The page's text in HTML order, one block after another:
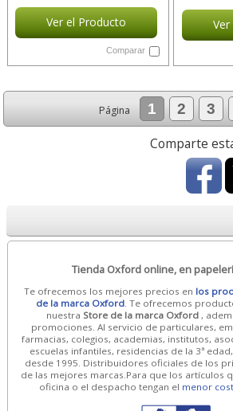
Ver el Producto
Comparar
Página 1 2 3
Comparte
Tienda Oxford online, en
Te ofrecemos los mejores precios en los
de la marca Oxford. Te ofrecemos
nuestra Store de la marca Oxford ,
promociones. Al servicio de particulares,
farmacias, colegios, academias, institutos,
escuelas infantiles, residencias de la 3ª
desde 1995. Distribuidores oficiales de los
de las mejores marcas.Para que los artículos
oficina o el despacho tengan el menor